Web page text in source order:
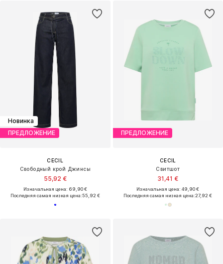
Новинка
ПРЕДЛОЖЕНИЕ
CECIL
Свободный крой Джинсы
55,92 €
Изначальная цена: 69,90 €
Последняя самая низкая цена:55,92 €
ПРЕДЛОЖЕНИЕ
CECIL
Свитшот
31,41 €
Изначальная цена: 49,90 €
Последняя самая низкая цена:27,92 €